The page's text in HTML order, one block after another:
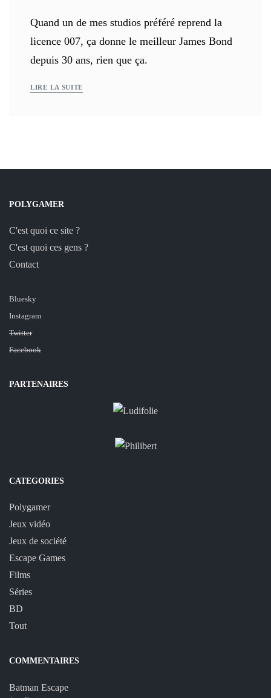
Quand un de mes studios préféré reprend la
licence 007, ça donne le meilleur James Bond
depuis 30 ans, rien que ça.
LIRE LA SUITE
POLYGAMER
C'est quoi ce site ?
C'est quoi ces gens ?
Contact
Bluesky
Instagram
Twitter
Facebook
PARTENAIRES
CATEGORIES
Polygamer
Jeux vidéo
Jeux de société
Escape Games
Films
Séries
BD
Tout
COMMENTAIRES
Batman Escape